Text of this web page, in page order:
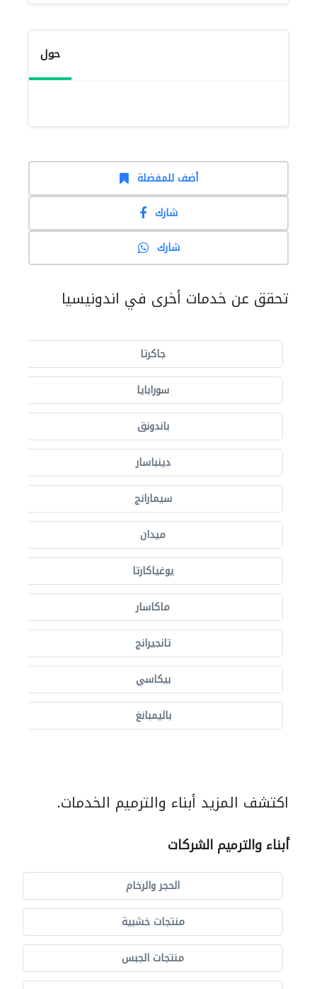
حول
أضف للمفضلة
شارك
شارك
تحقق عن خدمات أخرى في اندونيسيا
جاكرتا
سورابايا
باندونق
دينباسار
سيمارانج
ميدان
يوغياكارتا
ماكاسار
تانجيرانج
بيكاسي
باليمبانغ
اكتشف المزيد أبناء والترميم الخدمات.
أبناء والترميم الشركات
الحجر والرخام
منتجات خشبية
منتجات الجبس